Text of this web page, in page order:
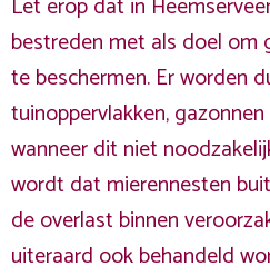
bestreden met als doel om
te beschermen. Er worden
tuinoppervlakken,
wanneer dit niet
wordt dat mierennesten
de overlast binnen
uiteraard ook behandeld